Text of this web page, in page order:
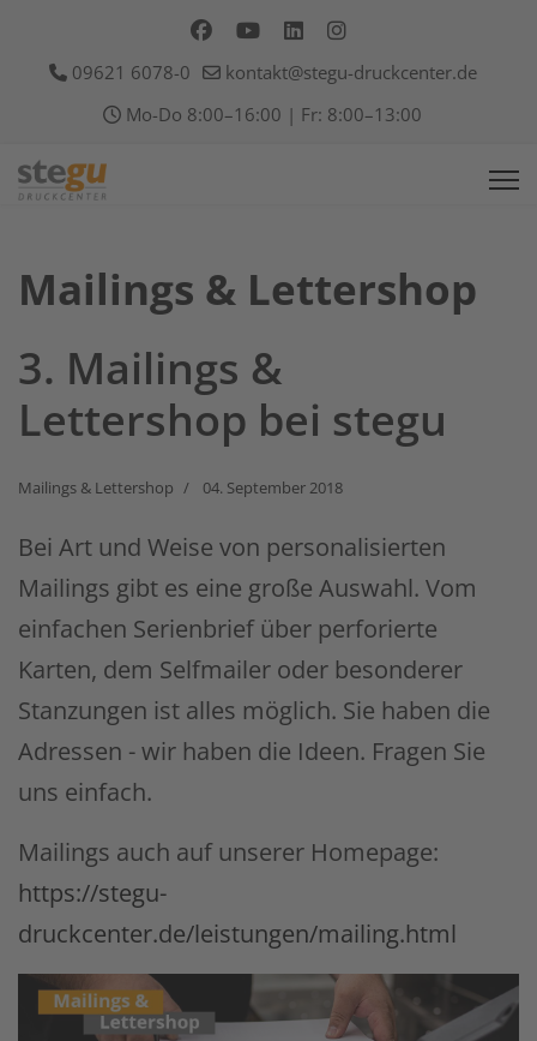
09621 6078-0
kontakt@stegu-druckcenter.de
Mo-Do 8:00–16:00 | Fr: 8:00–13:00
Mailings & Lettershop
3. Mailings &
Lettershop bei stegu
Mailings & Lettershop 04. September 2018
Bei Art und Weise von personalisierten
Mailings gibt es eine große Auswahl. Vom
einfachen Serienbrief über perforierte
Karten, dem Selfmailer oder besonderer
Stanzungen ist alles möglich. Sie haben die
Adressen - wir haben die Ideen. Fragen Sie
uns einfach.
Mailings auch auf unserer Homepage:
https://stegu-
druckcenter.de/leistungen/mailing.html